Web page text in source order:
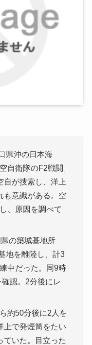
県沖の日本海
自衛隊のF2戦闘
自が捜索し、洋上
も意識がある。空
、原因を調べて
の築城基地所
地を離陸し、計3
中だった。同9時
認。2分後にレ
約50分後に2人を
上で発煙筒をたい
ていた。目立った